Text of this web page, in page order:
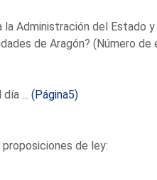
Administración del Estado
de Aragón? (Número de
... (Página5)
de ley: